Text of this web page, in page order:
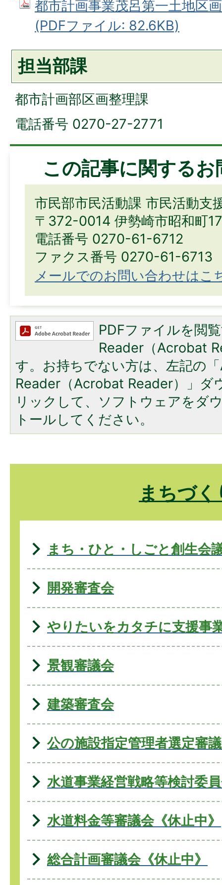
都市計画事業茂呂第一土地区
(PDFファイル: 82.6KB)
担当部課
都市計画部区画整理課
電話番号 0270-27-2771
この記事に関する
市民部市民活動課 市民活動支
〒372-0014 伊勢崎市昭和町
電話番号 0270-61-6712
ファクス番号 0270-61-6713
メールでのお問い合わせはこ
PDFファイルを閲
Reader（Acrobat
す。お持ちでない方は、左記の
Reader（Acrobat Reader）」ダ
リックして、ソフトウェアをダ
トールしてください。
まちづく
まち・ひと・しごと創生会
開発審査会
やりたいをカタチに支援事
景観審議会
建築審査会
公の施設指定管理者選定審
水道事業経営戦略等検討委
水道料金等審議会《休止中》
総合計画審議会《休止中》